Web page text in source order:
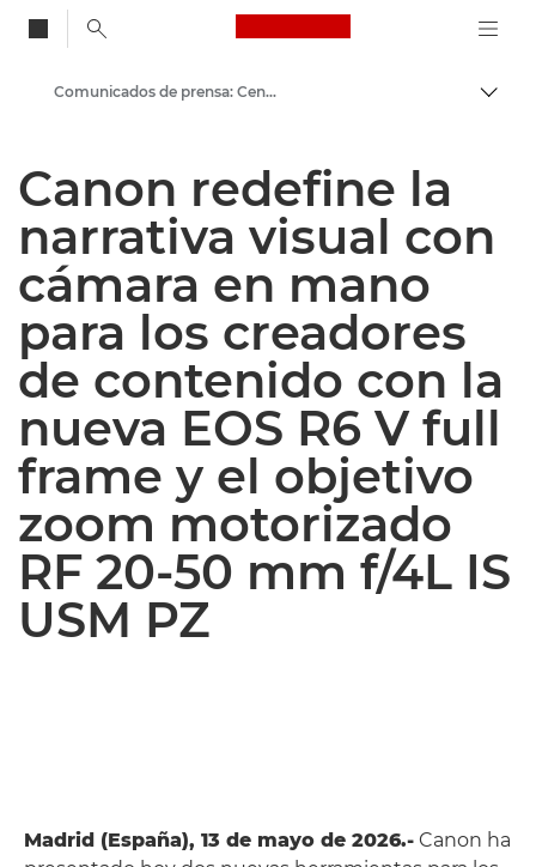
Canon Logo, back
Centro de prensa
Comunicados de prensa: Centro de prensa de Canon
Canon redefine la
narrativa visual con
cámara en mano
para los creadores
de contenido con la
nueva EOS R6 V full
frame y el objetivo
zoom motorizado
RF 20-50 mm f/4L IS
USM PZ
Madrid (España), 13 de mayo de 2026.- Canon ha